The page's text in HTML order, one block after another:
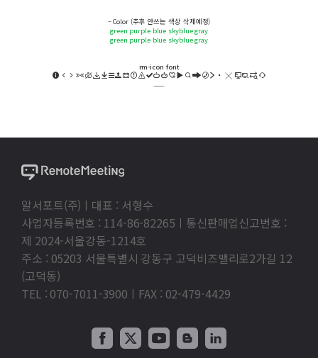
– Color (추후 안쓰는 색상 삭제예정)
green purple blue skyblue gray
green purple blue skyblue gray
rm-icon font
——
알서포트(주)ㅣ대표 : 서형수
사업자등록번호 : 114-86-82265ㅣ통신판매업신고번호 :
제 2024-서울강동-1214호
주소 : 05203 서울특별시 강동구 고덕비즈밸리로2가길 12
(고덕동)
TEL : 070-7011-3900ㅣFAX : 02-479-4429